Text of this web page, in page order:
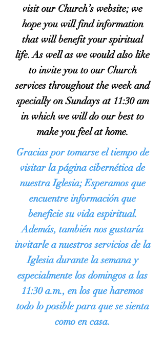
visit our Church’s website; we
hope you will find information
that will benefit your spiritual
life. As well as we would also like
to invite you to our Church
services throughout the week and
specially on Sundays at 11:30 am
in which we will do our best to
make you feel at home.
Gracias por tomarse el tiempo de
visitar la página cibernética de
nuestra Iglesia; Esperamos que
encuentre información que
beneficie su vida espiritual.
Además, también nos gustaría
invitarle a nuestros servicios de la
Iglesia durante la semana y
especialmente los domingos a las
11:30 a.m., en los que haremos
todo lo posible para que se sienta
como en casa.